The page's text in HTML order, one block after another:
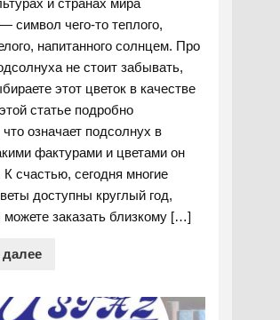
и странах мира
символ чего-то теплого,
напитанного солнцем. Про
не стоит забывать,
этот цветок в качестве
статье подробно
означает подсолнух в
фактурами и цветами он
К счастью, сегодня многие
доступны круглый год,
заказать близкому […]
далее